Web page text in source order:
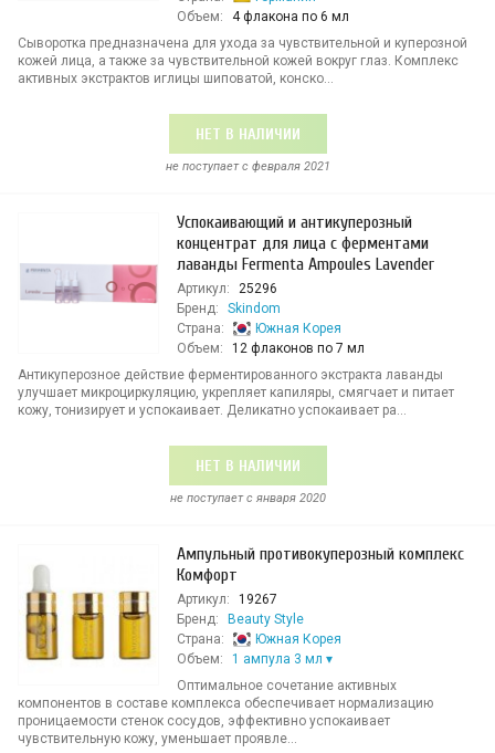
Объем:
4 флакона по 6 мл
Сыворотка предназначена для ухода за чувствительной и куперозной
кожей лица, а также за чувствительной кожей вокруг глаз. Комплекс
активных экстрактов иглицы шиповатой, конско...
НЕТ В НАЛИЧИИ
не поступает c февраля 2021
Успокаивающий и антикуперозный
концентрат для лица с ферментами
лаванды Fermenta Ampoules Lavender
Артикул:
25296
Бренд:
Skindom
Страна:
Южная Корея
Объем:
12 флаконов по 7 мл
Антикуперозное действие ферментированного экстракта лаванды
улучшает микроциркуляцию, укрепляет капиляры, смягчает и питает
кожу, тонизирует и успокаивает. Деликатно успокаивает ра...
НЕТ В НАЛИЧИИ
не поступает c января 2020
Ампульный противокуперозный комплекс
Комфорт
Артикул:
19267
Бренд:
Beauty Style
Страна:
Южная Корея
Объем:
1 ампула 3 мл
Оптимальное сочетание активных
компонентов в составе комплекса обеспечивает нормализацию
проницаемости стенок сосудов, эффективно успокаивает
чувствительную кожу, уменьшает проявле...